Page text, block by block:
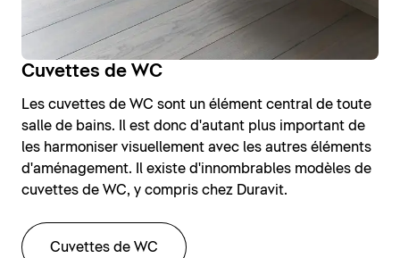
Cuvettes de WC
Les cuvettes de WC sont un élément central de toute
salle de bains. Il est donc d'autant plus important de
les harmoniser visuellement avec les autres éléments
d'aménagement. Il existe d'innombrables modèles de
cuvettes de WC, y compris chez Duravit.
Cuvettes de WC